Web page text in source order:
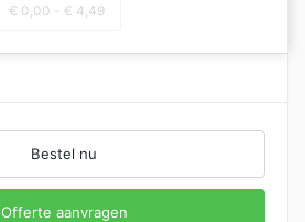
€ 0,00 - € 4,49
Bestel nu
Offerte aanvragen